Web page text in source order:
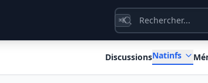
⌘K
DiscussionsNatinfs